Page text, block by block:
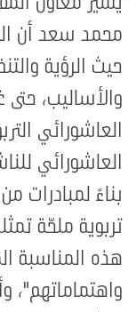
محمد سعد أن
حيث الرؤية
والأساليب، حتى
العاشورائي
العاشورائي
بناءً لمبادرات
تربوية ملحّة
هذه المناسبة
واهتماماتهم"،